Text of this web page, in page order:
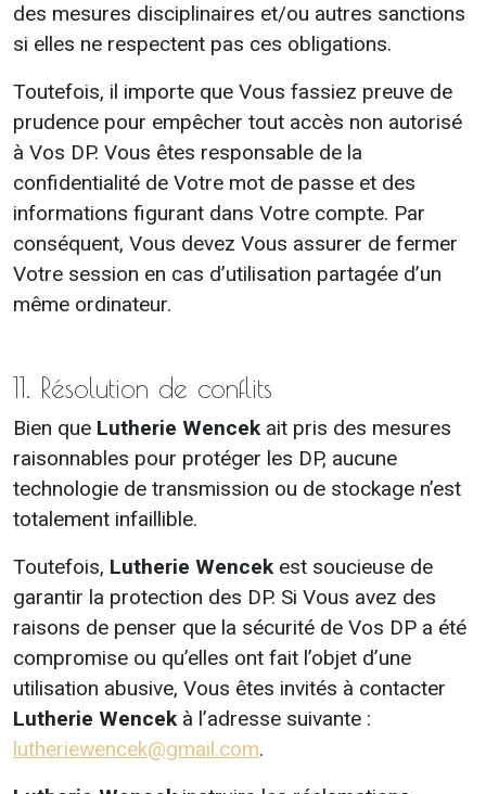
des mesures disciplinaires et/ou autres sanctions
si elles ne respectent pas ces obligations.
Toutefois, il importe que Vous fassiez preuve de
prudence pour empêcher tout accès non autorisé
à Vos DP. Vous êtes responsable de la
confidentialité de Votre mot de passe et des
informations figurant dans Votre compte. Par
conséquent, Vous devez Vous assurer de fermer
Votre session en cas d’utilisation partagée d’un
même ordinateur.
11. Résolution de conflits
Bien que Lutherie Wencekait pris des mesures
raisonnables pour protéger les DP, aucune
technologie de transmission ou de stockage n’est
totalement infaillible.
Toutefois, Lutherie Wencekest soucieuse de
garantir la protection des DP. Si Vous avez des
raisons de penser que la sécurité de Vos DP a été
compromise ou qu’elles ont fait l’objet d’une
utilisation abusive, Vous êtes invités à contacter
Lutherie Wencekà l’adresse suivante :
lutheriewencek@gmail.com.